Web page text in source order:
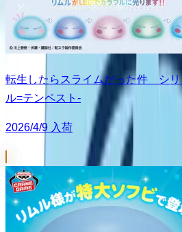
転生したらスライムだった件 シリ
ル=テンペスト-
2026/4/9 入荷